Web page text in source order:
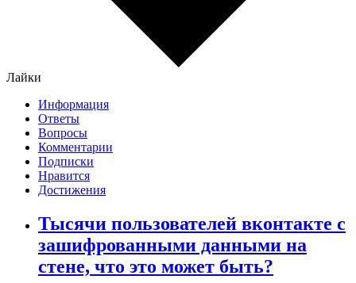
Лайки
Информация
Ответы
Вопросы
Комментарии
Подписки
Нравится
Достижения
Тысячи пользователей вконтакте с
зашифрованными данными на
стене, что это может быть?